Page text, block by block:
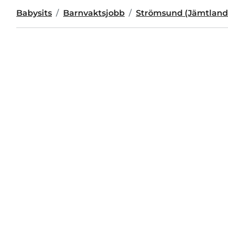
Babysits Barnvaktsjobb Strömsund